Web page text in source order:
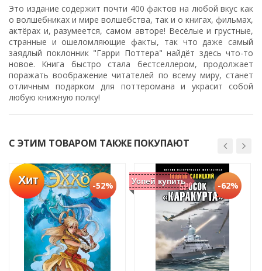
Это издание содержит почти 400 фактов на любой вкус как
о волшебниках и мире волшебства, так и о книгах, фильмах,
актёрах и, разумеется, самом авторе! Весёлые и грустные,
странные и ошеломляющие факты, так что даже самый
заядлый поклонник "Гарри Поттера" найдёт здесь что-то
новое. Книга быстро стала бестселлером, продолжает
поражать воображение читателей по всему миру, станет
отличным подарком для поттеромана и украсит собой
любую книжную полку!
С ЭТИМ ТОВАРОМ ТАКЖЕ ПОКУПАЮТ
Хит -52% Успей купить -62%